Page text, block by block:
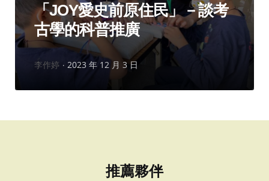
「JOY愛史前原住民」－談考
古學的科普推廣
作
李作婷 2023 年 12 月 3 日
推薦夥伴